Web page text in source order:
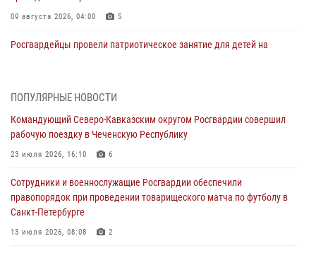
09 августа 2026, 04:00 5
Росгвардейцы провели патриотическое занятие для детей на
юных воспитанников спортивной школы
08 августа 2026, 13:00
стен музея истории космонавтики в Калуге
08 августа 2026, 09:29 2
В Северо-Западном округе Росгвардии продолжаются мероприятия
ПОПУЛЯРНЫЕ НОВОСТИ
Командующий Северо-Кавказским округом Росгвардии совершил
рабочую поездку в Чеченскую Республику
23 июля 2026, 16:10 6
Сотрудники и военнослужащие Росгвардии обеспечили
правопорядок при проведении товарищеского матча по футболу в
Санкт-Петербурге
13 июля 2026, 08:08 2